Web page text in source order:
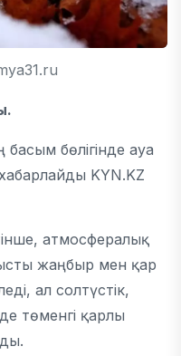
бөлігінде ауа
KYN.KZ
атмосфералық
жаңбыр мен қар
ал солтүстік,
төменгі қарлы